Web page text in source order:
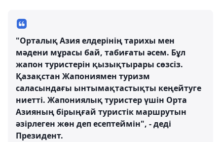
"Орталық Азия елдерінің тарихы мен
мәдени мұрасы бай, табиғаты әсем. Бұл
жапон туристерін қызықтырары сөзсіз.
Қазақстан Жапониямен туризм
саласындағы ынтымақтастықты кеңейтуге
ниетті. Жапониялық туристер үшін Орта
Азияның бірыңғай туристік маршрутын
әзірлеген жөн деп есептеймін", - деді
Президент.